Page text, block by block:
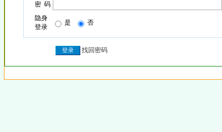
密 码
隐身
登录
是 否
找回密码